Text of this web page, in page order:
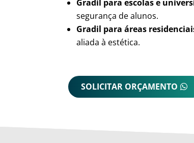
Gradil para escolas e
segurança de alunos.
Gradil para áreas
aliada à estética.
SOLICITAR ORÇAMENTO